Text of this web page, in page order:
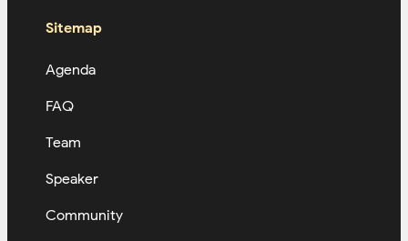
Sitemap
Agenda
FAQ
Team
Speaker
Community